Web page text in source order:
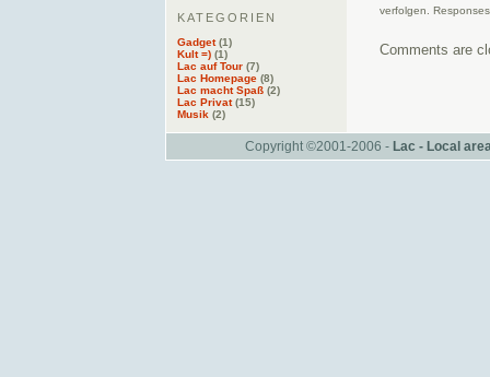
KATEGORIEN
Gadget(1)
Kult =) (1)
Lac auf Tour (7)
Lac Homepage (8)
Lac macht Spaß (2)
Lac Privat(15)
Musik (2)
verfolgen.
Comments are
Copyright ©2001-2006 - Lac - Local